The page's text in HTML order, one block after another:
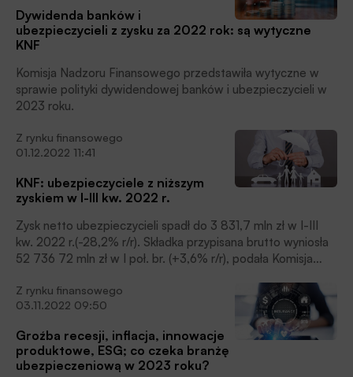
Dywidenda banków i
ubezpieczycieli z zysku za 2022 rok: są wytyczne
KNF
Komisja Nadzoru Finansowego przedstawiła wytyczne w
sprawie polityki dywidendowej banków i ubezpieczycieli w
2023 roku.
Z rynku finansowego
01.12.2022 11:41
KNF: ubezpieczyciele z niższym
zyskiem w I-III kw. 2022 r.
Zysk netto ubezpieczycieli spadł do 3 831,7 mln zł w I-III
kw. 2022 r.(-28,2% r/r). Składka przypisana brutto wyniosła
52 736 72 mln zł w I poł. br. (+3,6% r/r), podała Komisja
Z rynku finansowego
03.11.2022 09:50
Groźba recesji, inflacja, innowacje
produktowe, ESG; co czeka branżę
ubezpieczeniową w 2023 roku?